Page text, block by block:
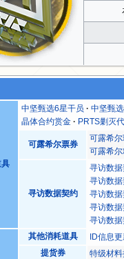
中坚甄选6星干员 中坚甄
晶体合约赏金
PRTS剿灭
可露希尔票券
可露希尔
可露希尔
寻访数据契约
寻访数据
寻访数据
寻访数据
寻访数据
寻访数据
其他消耗道具 ID信息
提货券
特级材